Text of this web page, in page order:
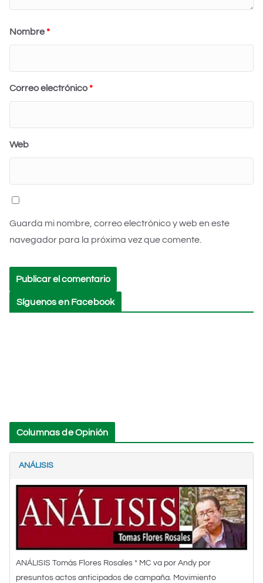
Nombre*
Correo electrónico*
Web
Guarda mi nombre, correo electrónico y web en este
navegador para la próxima vez que comente.
Síguenos en Facebook
Columnas de Opinión
ANÁLISIS
ANÁLISIS Tomás Flores Rosales * MC va por Andy por
presuntos actos anticipados de campaña. Movimiento